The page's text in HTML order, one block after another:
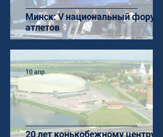
Минск: V национальный форум
атлетов
20 лет конькобежному центру
10 апр.